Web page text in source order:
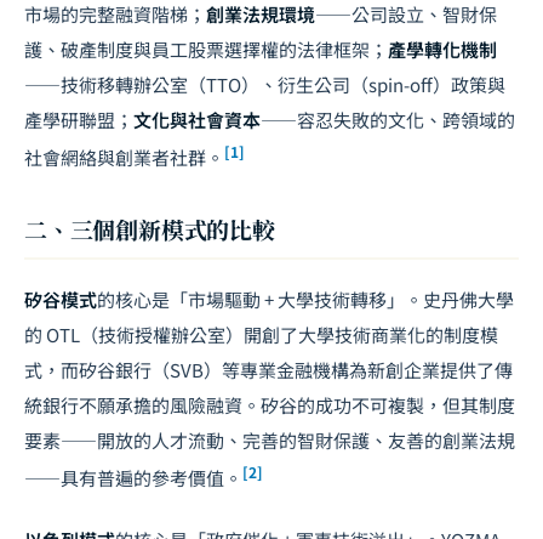
市場的完整融資階梯； 創業法規環境——公司設立、智財保
護、破產制度與員工股票選擇權的法律框架； 產學轉化機制
——技術移轉辦公室（TTO）、衍生公司（spin-off）政策與
產學研聯盟； 文化與社會資本——容忍失敗的文化、跨領域的
社會網絡與創業者社群。 [1]
二、三個創新模式的比較
矽谷模式的核心是「市場驅動 + 大學技術轉移」。史丹佛大學
的 OTL（技術授權辦公室）開創了大學技術商業化的制度模
式，而矽谷銀行（SVB）等專業金融機構為新創企業提供了傳
統銀行不願承擔的風險融資。矽谷的成功不可複製，但其制度
要素——開放的人才流動、完善的智財保護、友善的創業法規
——具有普遍的參考價值。 [2]